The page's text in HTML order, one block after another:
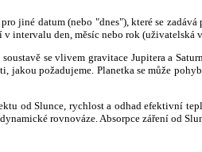
jiné datum (nebo "dnes"), které se
intervalu den, měsíc nebo rok
se vlivem gravitace Jupitera a
jakou požadujeme. Planetka se může
od Slunce, rychlost a odhad efektivní
rovnováze. Absorpce záření od